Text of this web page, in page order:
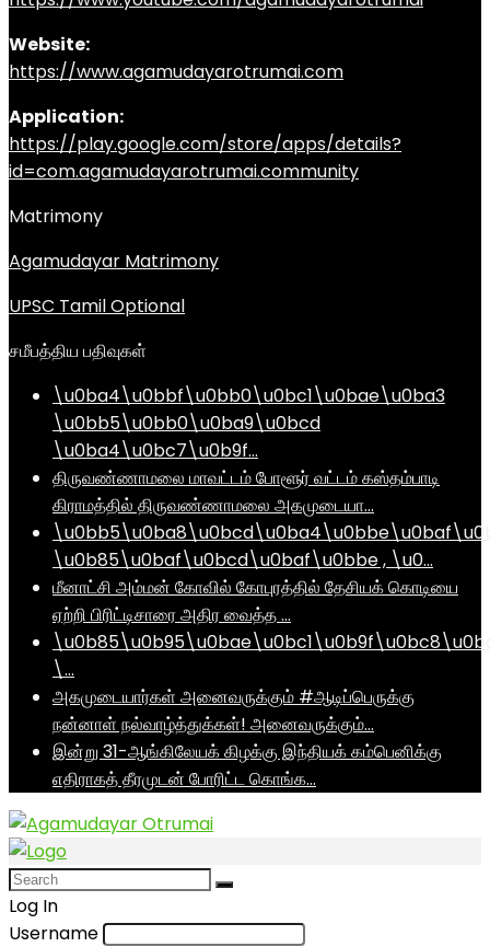
Website:
https://www.agamudayarotrumai.com
Application:
https://play.google.com/store/apps/details?
id=com.agamudayarotrumai.community
Matrimony
Agamudayar Matrimony
UPSC Tamil Optional
சமீபத்திய பதிவுகள்
\u0ba4\u0bbf\u0bb0\u0bc1\u0bae\u0ba3
\u0bb5\u0bb0\u0ba9\u0bcd
\u0ba4\u0bc7\u0b9f…
திருவண்ணாமலை மாவட்டம் போளூர் வட்டம் கஸ்தம்பாடி
கிராமத்தில் திருவண்ணாமலை அகமுடையா…
\u0b85\u0baf\u0bcd\u0baf\u0bbe , \u0…
மீனாட்சி அம்மன் கோவில் கோபுரத்தில் தேசியக் கொடியை
ஏற்றி பிரிட்டிசாரை அதிர வைத்த …
\…
அகமுடையார்கள் அனைவருக்கும் #ஆடிப்பெருக்கு
நன்னாள் நல்வாழ்த்துக்கள்! அனைவருக்கும்…
இன்று 31-ஆங்கிலேயக் கிழக்கு இந்தியக் கம்பெனிக்கு
எதிராகத் தீரமுடன் போரிட்ட கொங்க…
Log In
Username